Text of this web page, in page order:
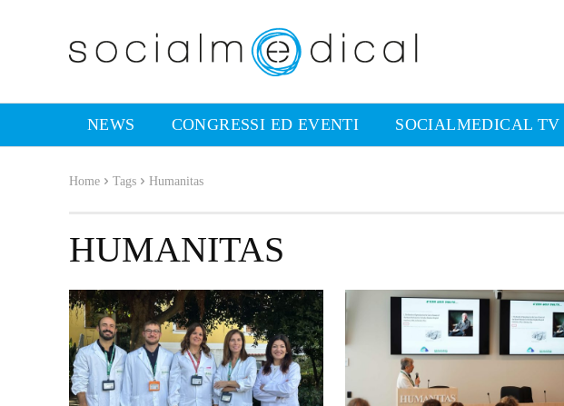
NEWS CONGRESSI ED EVENTI SOCIALMEDICAL TV
Home Tags Humanitas
HUMANITAS